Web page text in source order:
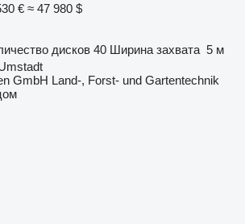
€ ≈ 47 980 $
дисков 40 Ширина захвата 5 м
GmbH Land-, Forst- und Gartentechnik